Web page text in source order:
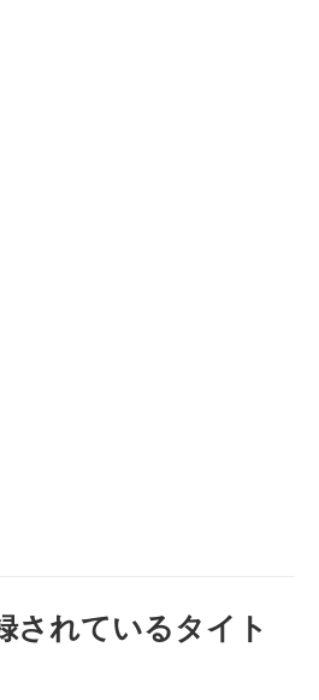
されているタイト